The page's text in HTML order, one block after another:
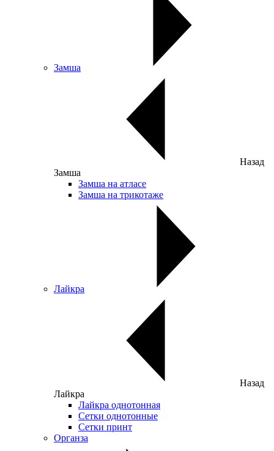
Замша
Назад
Замша
Замша на атласе
Замша на трикотаже
Лайкра
Назад
Лайкра
Лайкра однотонная
Сетки однотонные
Сетки принт
Органза